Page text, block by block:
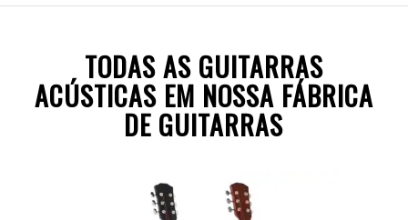
TODAS AS GUITARRAS
ACÚSTICAS EM NOSSA FÁBRICA
DE GUITARRAS